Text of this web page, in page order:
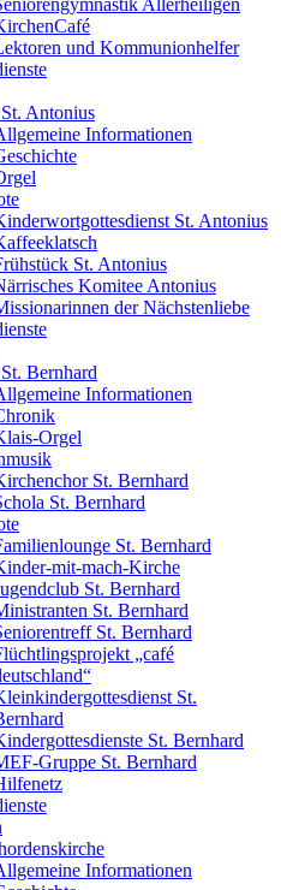
Allerheiligen
und Kommunionhelfer
Antonius
Informationen
St. Antonius
St. Antonius
Komitee Antonius
der Nächstenliebe
Bernhard
Informationen
Orgel
St. Bernhard
St. Bernhard
St. Bernhard
mit-mach-Kirche
St. Bernhard
St. Bernhard
St. Bernhard
„café
St.
St. Bernhard
Gruppe St. Bernhard
Informationen